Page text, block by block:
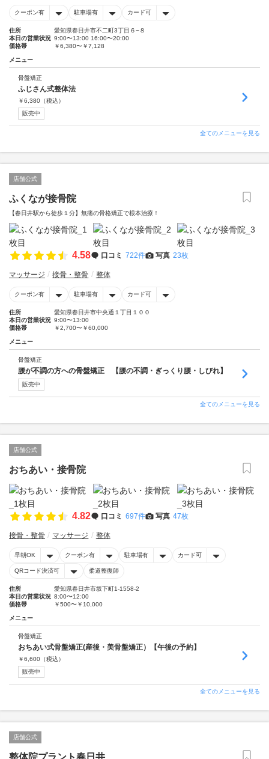
クーポン有 駐車場有 カード可
住所
愛知県春日井市不二町3丁目６−８
本日の営業状況 9:00〜13:00 16:00〜20:00
価格帯
￥6,380〜￥7,128
メニュー
骨盤矯正
ふじさん式整体法
￥6,380 （税込）
販売中
全てのメニューを見る
店舗公式
ふくなが接骨院
【春日井駅から徒歩１分】無痛の骨格矯正で根本治療！
4.58 口コミ 722件 写真 23枚
マッサージ 接骨・整骨 整体
クーポン有 駐車場有 カード可
住所
愛知県春日井市中央通１丁目１００
本日の営業状況 9:00〜13:00
価格帯
￥2,700〜￥60,000
メニュー
骨盤矯正
腰が不調の方への骨盤矯正 【腰の不調・ぎっくり腰・しびれ】
販売中
全てのメニューを見る
店舗公式
おちあい・接骨院
4.82 口コミ 697件 写真 47枚
接骨・整骨 マッサージ 整体
早朝OK クーポン有 駐車場有 カード可
QRコード決済可 柔道整復師
住所
愛知県春日井市坂下町1-1558-2
本日の営業状況 8:00〜12:00
価格帯
￥500〜￥10,000
メニュー
骨盤矯正
おちあい式骨盤矯正(産後・美骨盤矯正）【午後の予約】
￥6,600 （税込）
販売中
全てのメニューを見る
店舗公式
整体院プラント春日井